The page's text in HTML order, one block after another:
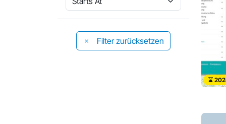
Filter zurücksetzen